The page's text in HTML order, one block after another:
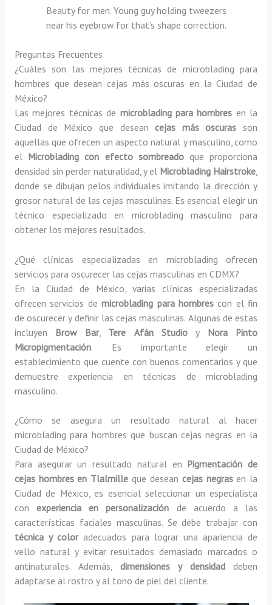
Beauty for men. Young guy holding tweezers
near his eyebrow for that’s shape correction.
Preguntas Frecuentes
¿Cuáles son las mejores técnicas de microblading para
hombres que desean cejas más oscuras en la Ciudad de
México?
Las mejores técnicas de microblading para hombres en la
Ciudad de México que deseancejas más oscuras son
aquellas que ofrecen un aspecto natural y masculino, como
el Microblading con efecto sombreadoque proporciona
densidad sin perder naturalidad, y el Microblading Hairstroke
donde se dibujan pelos individuales imitando la dirección y
grosor natural de las cejas masculinas. Es esencial elegir un
técnico especializado en microblading masculino para
obtener los mejores resultados.
¿Qué clínicas especializadas en microblading ofrecen
servicios para oscurecer las cejas masculinas en CDMX?
En la Ciudad de México, varias clínicas especializadas
ofrecen servicios demicroblading para hombrescon el fin
de oscurecer y definir las cejas masculinas. Algunas de estas
incluyen Brow Bar, Tere Afán Studioy Nora Pinto
Micropigmentación. Es importante elegir un
establecimiento que cuente con buenos comentarios y que
demuestre experiencia en técnicas de microblading
masculino.
¿Cómo se asegura un resultado natural al hacer
microblading para hombres que buscan cejas negras en la
Ciudad de México?
Para asegurar un resultado natural en Pigmentación de
cejas hombres en Tlalmille que desean cejas negrasen la
Ciudad de México, es esencial seleccionar un especialista
conexperiencia en personalización de acuerdo a las
características faciales masculinas. Se debe trabajar con
técnica y coloradecuados para lograr una apariencia de
vello natural y evitar resultados demasiado marcados o
antinaturales. Además, dimensiones y densidaddeben
adaptarse al rostro y al tono de piel del cliente.